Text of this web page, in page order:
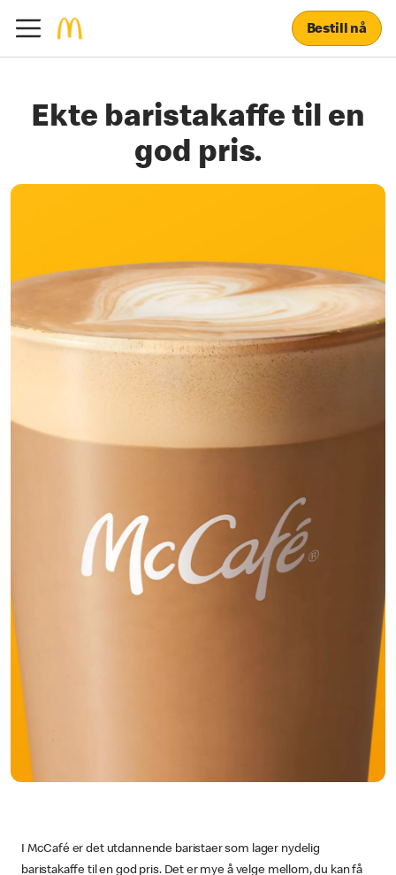
Bestill nå
Ekte baristakaffe til en
god pris.
I McCafé er det utdannende baristaer som lager nydelig
baristakaffe til en god pris. Det er mye å velge mellom, du kan få